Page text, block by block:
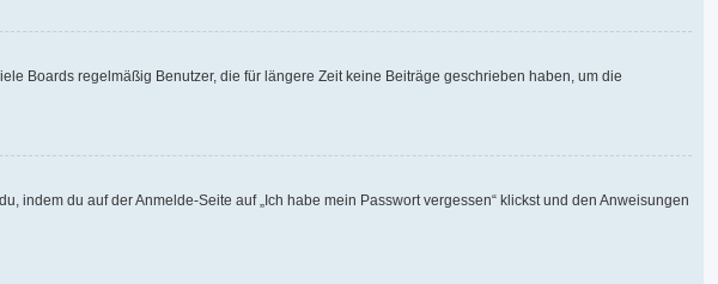
Boards regelmäßig Benutzer, die für längere Zeit keine Beiträge geschrieben haben, um die
indem du auf der Anmelde-Seite auf „Ich habe mein Passwort vergessen“ klickst und den Anweisungen